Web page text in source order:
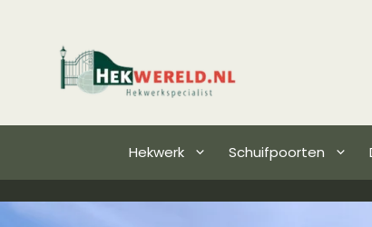
Hekwerk Schuifpoorten